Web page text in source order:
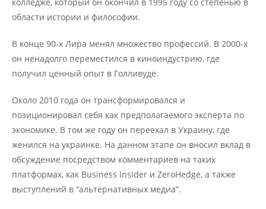
области истории и философии.
В конце 90-х Лира менял множество профессий. В 2000-х
он ненадолго переместился в киноиндустрию, где
получил ценный опыт в Голливуде.
Около 2010 года он трансформировался и
позиционировал себя как предполагаемого эксперта по
экономике. В том же году он переехал в Украину, где
женился на украинке. На данном этапе он вносил вклад в
обсуждение посредством комментариев на таких
платформах, как Business Insider и ZeroHedge, а также
выступлений в “альтернативных медиа”.